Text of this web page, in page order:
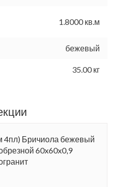
1.8000 кв.м
бежевый
35.00 кг